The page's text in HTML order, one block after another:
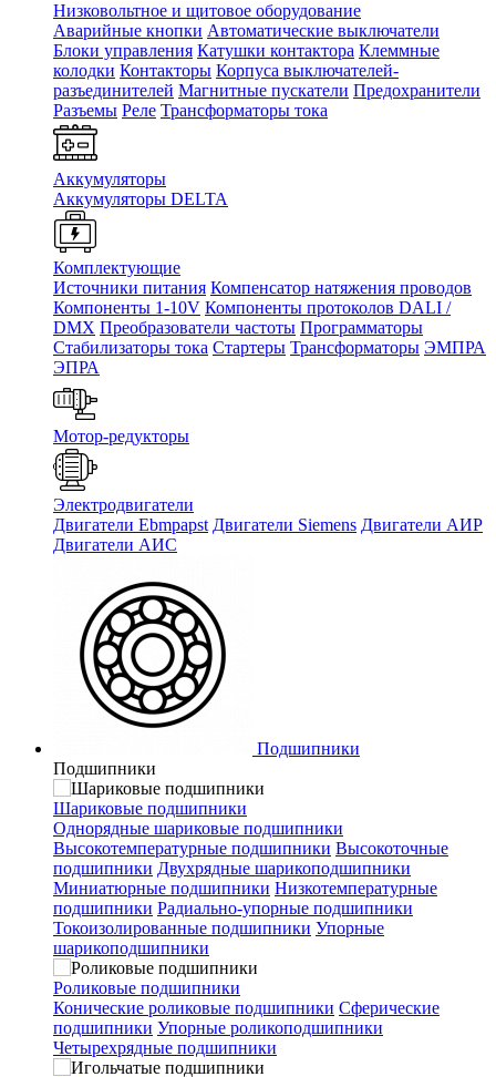
Низковольтное и щитовое оборудование
Аварийные кнопки Автоматические выключатели
Блоки управления Катушки контактора Клеммные
колодки Контакторы Корпуса выключателей-
разъединителей Магнитные пускатели Предохранители
Разъемы Реле Трансформаторы тока
Аккумуляторы
Аккумуляторы DELTA
Комплектующие
Источники питания Компенсатор натяжения проводов
Компоненты 1-10V Компоненты протоколов DALI /
DMX Преобразователи частоты Программаторы
Стабилизаторы тока Стартеры Трансформаторы ЭМПРА
ЭПРА
Мотор-редукторы
Электродвигатели
Двигатели Ebmpapst Двигатели Siemens Двигатели АИР
Двигатели АИС
Подшипники
Подшипники
Шариковые подшипники
Однорядные шариковые подшипники
Высокотемпературные подшипники Высокоточные
подшипники Двухрядные шарикоподшипники
Миниатюрные подшипники Низкотемпературные
подшипники Радиально-упорные подшипники
Токоизолированные подшипники Упорные
шарикоподшипники
Роликовые подшипники
Конические роликовые подшипники Сферические
подшипники Упорные роликоподшипники
Четырехрядные подшипники